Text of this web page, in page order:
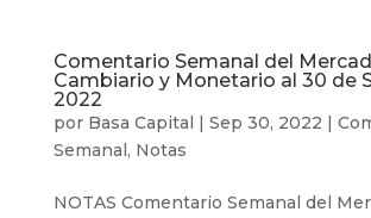
Comentario Semanal del
Cambiario y Monetario al 30 de
2022
por Basa Capital | Sep 30, 2022 |
Semanal, Notas
NOTAS Comentario Semanal del